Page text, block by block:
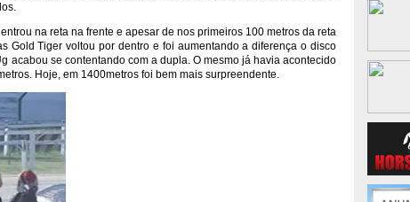
na reta na frente e apesar de nos primeiros 100 metros da reta
Gold Tiger voltou por dentro e foi aumentando a diferença o disco
acabou se contentando com a dupla. O mesmo já havia acontecido
Hoje, em 1400metros foi bem mais surpreendente.